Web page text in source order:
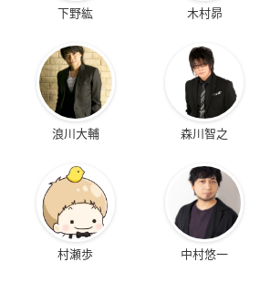
下野紘 木村昴
浪川大輔 森川智之
村瀬歩 中村悠一